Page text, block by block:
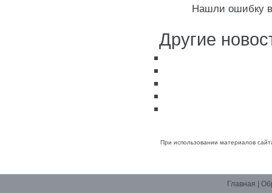
Нашли ошибку в
Другие
При использовании материалов
Главная